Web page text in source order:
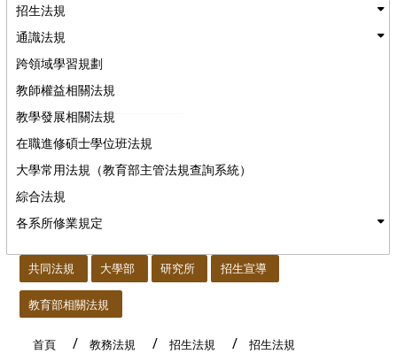
招生法規
通識法規
跨領域學習規劃
教師權益相關法規
教學發展相關法規
在職進修碩士學位班法規
大學常用法規（教育部主管法規查詢系統）
綜合法規
各系所修業規定
共同法規 大學部 研究所 招生宣導
教育部相關法規
首頁 教務法規 招生法規 招生法規